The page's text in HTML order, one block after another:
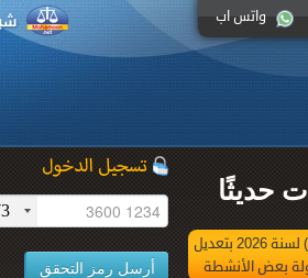
واتس اب
حديثًا
صدر حديثًا قرار وزارة الصناعة والتجارة رقم (33) لسنة 2026 بتعديل
بمزاولة بعض الأنشطة